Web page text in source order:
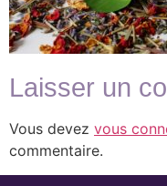
Laisser un
Vous devez vous
commentaire.